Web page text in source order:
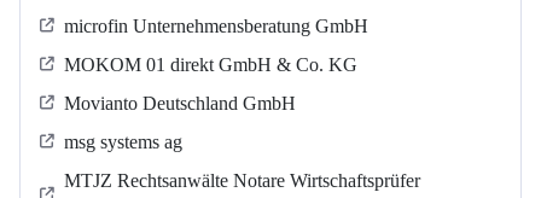
microfin Unternehmensberatung GmbH
MOKOM 01 direkt GmbH & Co. KG
Movianto Deutschland GmbH
msg systems ag
MTJZ Rechtsanwälte Notare Wirtschaftsprüfer